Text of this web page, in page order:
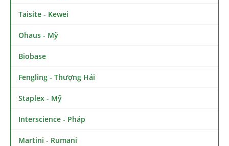
Taisite - Kewei
Ohaus - Mỹ
Biobase
Fengling - Thượng Hải
Staplex - Mỹ
Interscience - Pháp
Martini - Rumani